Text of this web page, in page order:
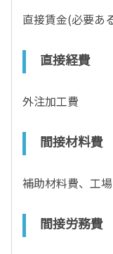
直接賃金(必要あ
直接経費
外注加工費
間接材料費
補助材料費、工
間接労務費